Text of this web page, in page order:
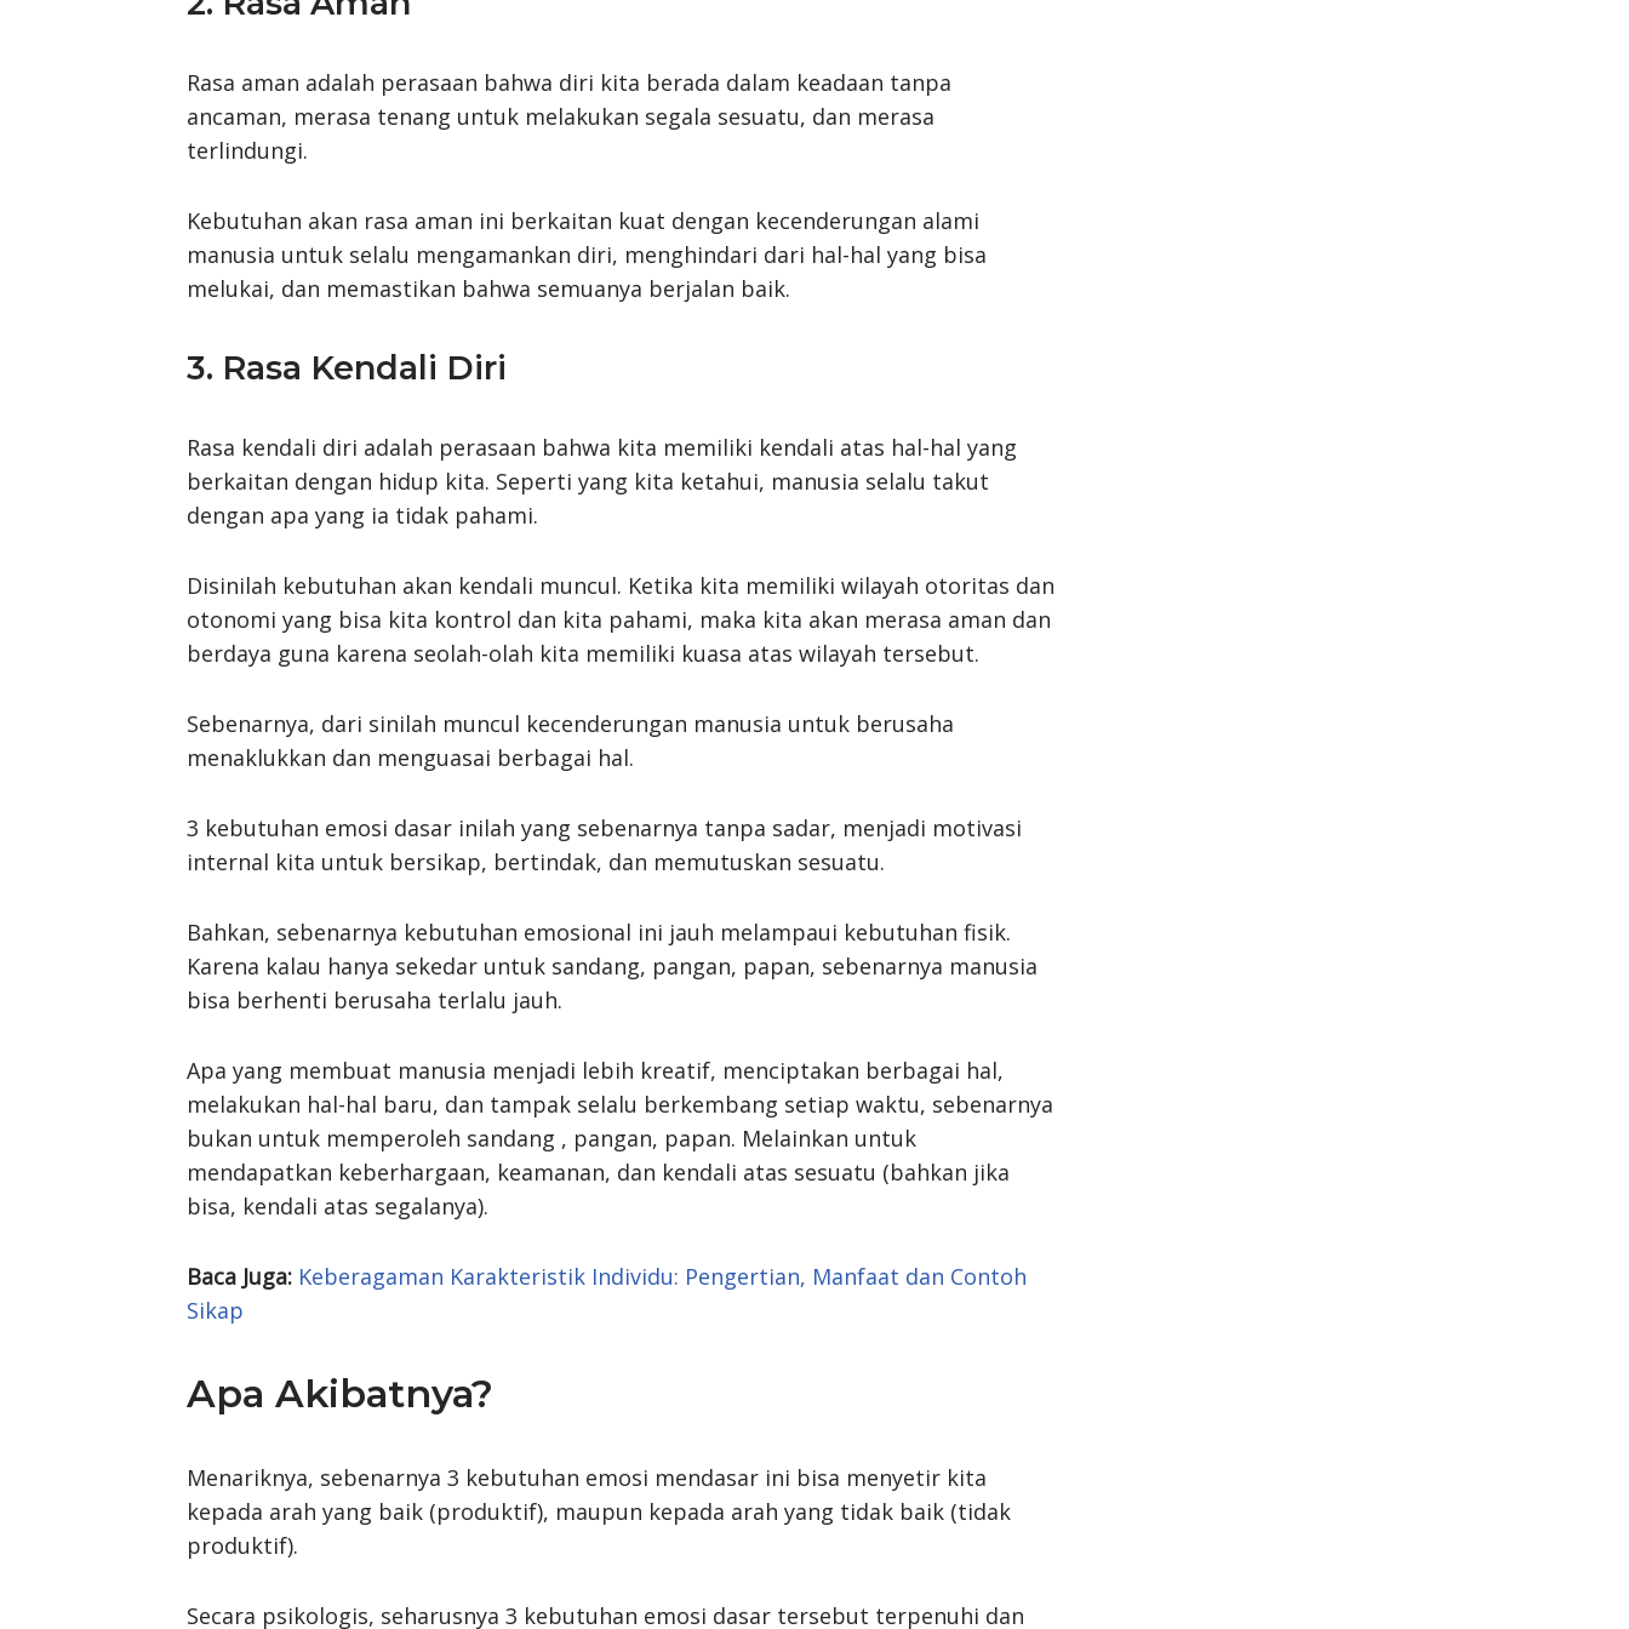
Rasa aman adalah perasaan bahwa diri kita berada dalam keadaan tanpa
ancaman, merasa tenang untuk melakukan segala sesuatu, dan merasa
terlindungi.
Kebutuhan akan rasa aman ini berkaitan kuat dengan kecenderungan alami
manusia untuk selalu mengamankan diri, menghindari dari hal-hal yang bisa
melukai, dan memastikan bahwa semuanya berjalan baik.
3. Rasa Kendali Diri
Rasa kendali diri adalah perasaan bahwa kita memiliki kendali atas hal-hal yang
berkaitan dengan hidup kita. Seperti yang kita ketahui, manusia selalu takut
dengan apa yang ia tidak pahami.
Disinilah kebutuhan akan kendali muncul. Ketika kita memiliki wilayah otoritas dan
otonomi yang bisa kita kontrol dan kita pahami, maka kita akan merasa aman dan
berdaya guna karena seolah-olah kita memiliki kuasa atas wilayah tersebut.
Sebenarnya, dari sinilah muncul kecenderungan manusia untuk berusaha
menaklukkan dan menguasai berbagai hal.
3 kebutuhan emosi dasar inilah yang sebenarnya tanpa sadar, menjadi motivasi
internal kita untuk bersikap, bertindak, dan memutuskan sesuatu.
Bahkan, sebenarnya kebutuhan emosional ini jauh melampaui kebutuhan fisik.
Karena kalau hanya sekedar untuk sandang, pangan, papan, sebenarnya manusia
bisa berhenti berusaha terlalu jauh.
Apa yang membuat manusia menjadi lebih kreatif, menciptakan berbagai hal,
melakukan hal-hal baru, dan tampak selalu berkembang setiap waktu, sebenarnya
bukan untuk memperoleh sandang , pangan, papan. Melainkan untuk
mendapatkan keberhargaan, keamanan, dan kendali atas sesuatu (bahkan jika
bisa, kendali atas segalanya).
Baca Juga: Keberagaman Karakteristik Individu: Pengertian, Manfaat dan Contoh
Sikap
Apa Akibatnya?
Menariknya, sebenarnya 3 kebutuhan emosi mendasar ini bisa menyetir kita
kepada arah yang baik (produktif), maupun kepada arah yang tidak baik (tidak
produktif).
Secara psikologis, seharusnya 3 kebutuhan emosi dasar tersebut terpenuhi dan